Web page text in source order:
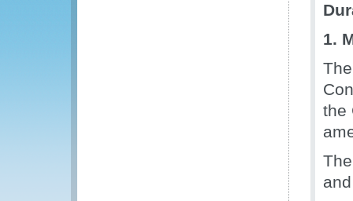
1.
the